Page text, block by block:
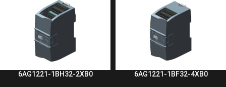
6AG1221-1BF32-4XB0
6AG1221-1BH32-2XB0